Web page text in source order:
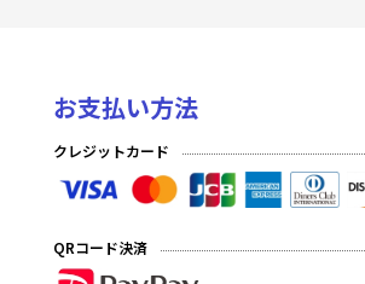
お支払い方法
クレジットカード
QRコード決済